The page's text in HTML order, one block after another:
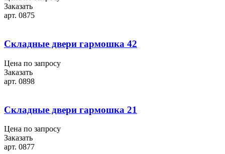
Заказать
арт. 0875
Складные двери гармошка 42
Цена по запросу
Заказать
арт. 0898
Складные двери гармошка 21
Цена по запросу
Заказать
арт. 0877